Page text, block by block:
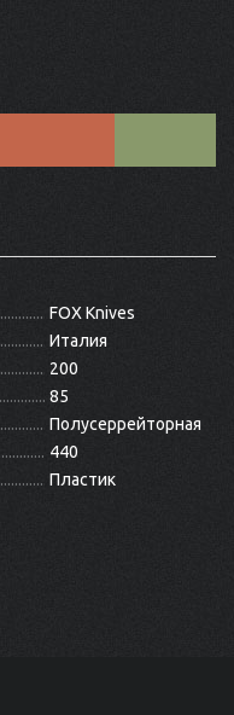
FOX Knives
Италия
200
85
Полусеррейторная
440
Пластик